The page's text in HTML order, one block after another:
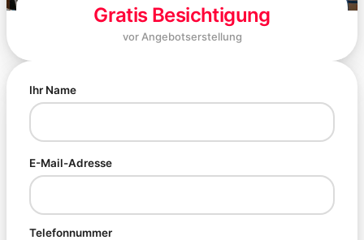
Gratis Besichtigung
vor Angebotserstellung
Ihr Name
E-Mail-Adresse
Telefonnummer